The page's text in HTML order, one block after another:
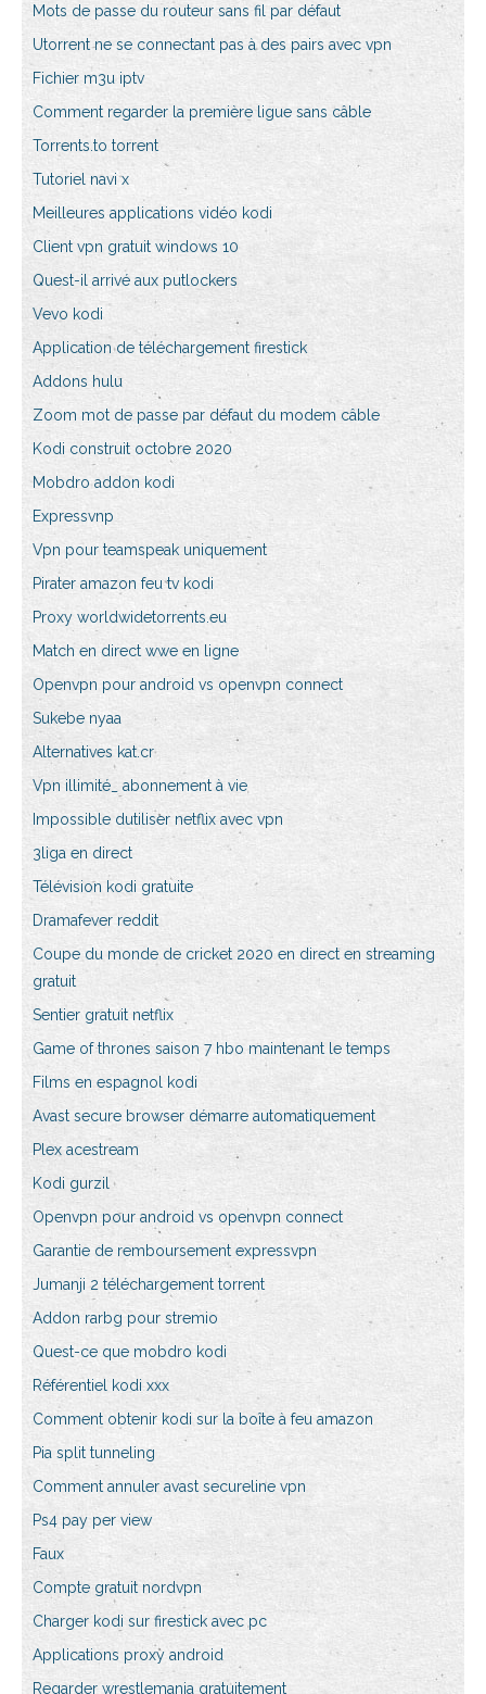
Mots de passe du routeur sans fil par défaut
Utorrent ne se connectant pas à des pairs avec vpn
Fichier m3u iptv
Comment regarder la première ligue sans câble
Torrents.to torrent
Tutoriel navi x
Meilleures applications vidéo kodi
Client vpn gratuit windows 10
Quest-il arrivé aux putlockers
Vevo kodi
Application de téléchargement firestick
Addons hulu
Zoom mot de passe par défaut du modem câble
Kodi construit octobre 2020
Mobdro addon kodi
Expressvnp
Vpn pour teamspeak uniquement
Pirater amazon feu tv kodi
Proxy worldwidetorrents.eu
Match en direct wwe en ligne
Openvpn pour android vs openvpn connect
Sukebe nyaa
Alternatives kat.cr
Vpn illimité_ abonnement à vie
Impossible dutiliser netflix avec vpn
3liga en direct
Télévision kodi gratuite
Dramafever reddit
Coupe du monde de cricket 2020 en direct en streaming
gratuit
Sentier gratuit netflix
Game of thrones saison 7 hbo maintenant le temps
Films en espagnol kodi
Avast secure browser démarre automatiquement
Plex acestream
Kodi gurzil
Openvpn pour android vs openvpn connect
Garantie de remboursement expressvpn
Jumanji 2 téléchargement torrent
Addon rarbg pour stremio
Quest-ce que mobdro kodi
Référentiel kodi xxx
Comment obtenir kodi sur la boîte à feu amazon
Pia split tunneling
Comment annuler avast secureline vpn
Ps4 pay per view
Faux
Compte gratuit nordvpn
Charger kodi sur firestick avec pc
Applications proxy android
Regarder wrestlemania gratuitement